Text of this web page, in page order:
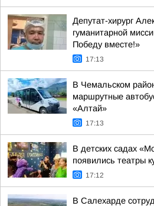
Депутат-хирург
гуманитарной
Победу вместе!»
17:13
В Чемальском
маршрутные
«Алтай»
17:13
В детских садах
появились театры
17:12
В Салехарде